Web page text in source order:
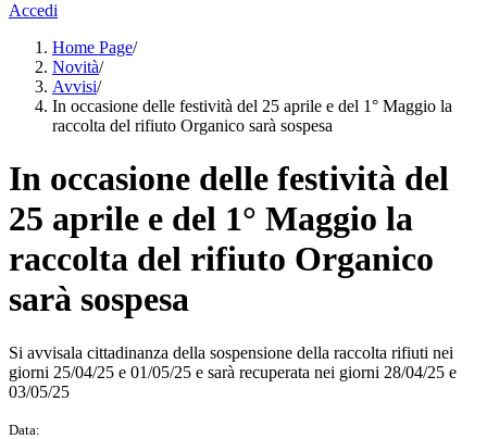
Accedi
Home Page/
Novità/
Avvisi/
In occasione delle festività del 25 aprile e del 1° Maggio la
raccolta del rifiuto Organico sarà sospesa
In occasione delle festività del
25 aprile e del 1° Maggio la
raccolta del rifiuto Organico
sarà sospesa
Si avvisala cittadinanza della sospensione della raccolta rifiuti nei
giorni 25/04/25 e 01/05/25 e sarà recuperata nei giorni 28/04/25 e
03/05/25
Data: